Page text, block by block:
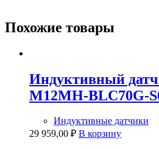
Похожие товары
Индуктивный
M12MH-BLC70G-
Индуктивные датчики
29 959,00 ₽ В корзину